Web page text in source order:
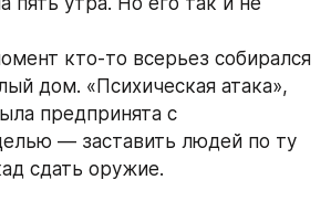
кто-то всерьез собирался
дом. «Психическая атака»,
предпринята с
— заставить людей по ту
сдать оружие.